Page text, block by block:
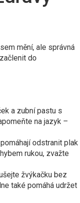
mění, ale správná
do
a zubní pastu s
na jazyk –
odstranit plak
rukou, zvažte
žvýkačku bez
také pomáhá udržet